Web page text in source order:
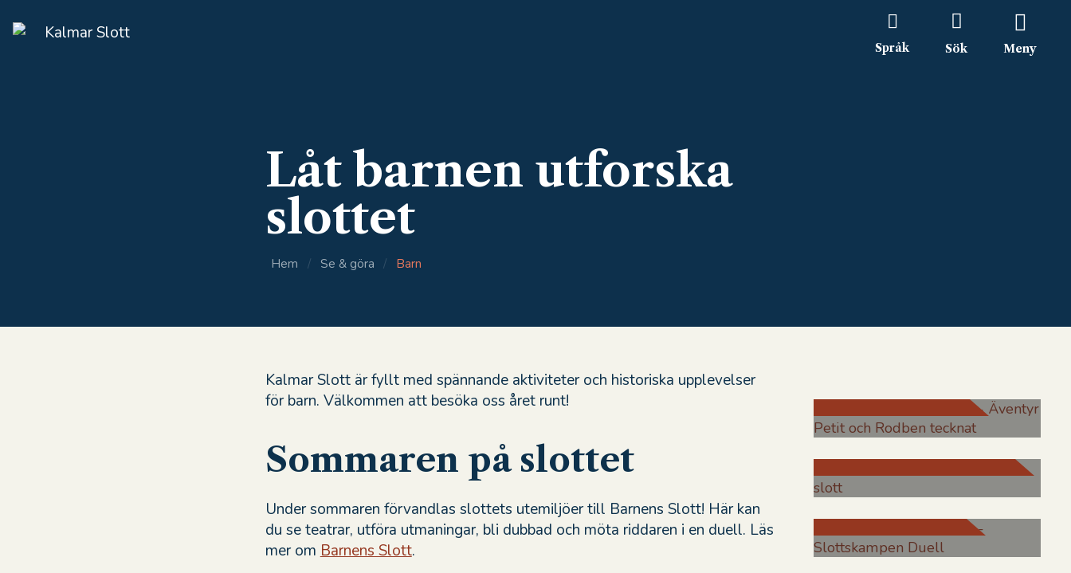
Språk Sök Meny
Låt barnen utforska
slottet
Hem / Se & göra / Barn
Kalmar Slott är fyllt med spännande aktiviteter och historiska upplevelser
för barn. Välkommen att besöka oss året runt!
Sommaren på slottet
Under sommaren förvandlas slottets utemiljöer till Barnens Slott! Här kan
du se teatrar, utföra utmaningar, bli dubbad och möta riddaren i en duell. Läs
mer om Barnens Slott.
Bildbingo